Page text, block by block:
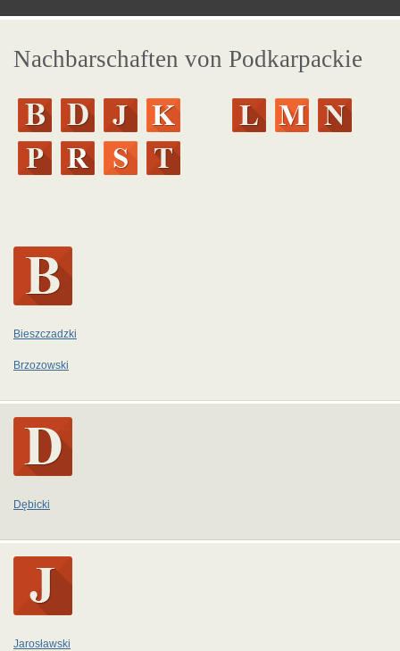
Nachbarschaften von Podkarpackie
Bieszczadzki
Brzozowski
Dębicki
Jarosławski